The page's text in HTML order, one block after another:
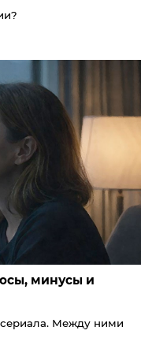
минусы и
Между ними